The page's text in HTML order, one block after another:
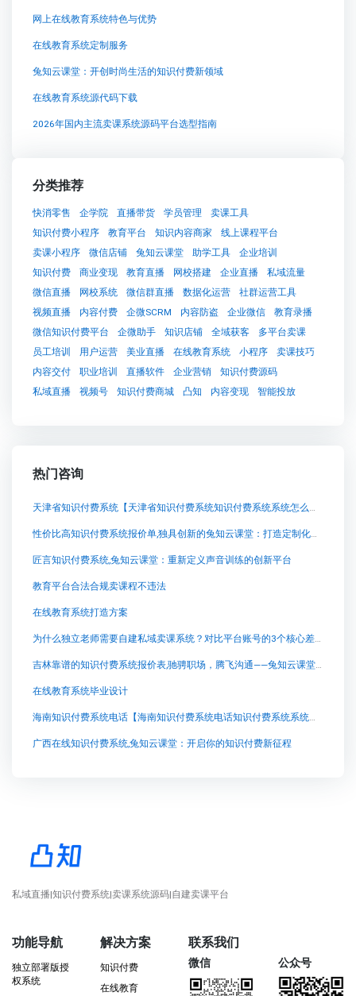
网上在线教育系统特色与优势
在线教育系统定制服务
兔知云课堂：开创时尚生活的知识付费新领域
在线教育系统源代码下载
2026年国内主流卖课系统源码平台选型指南
分类推荐
快消零售 企学院 直播带货 学员管理
卖课工具
知识付费小程序
教育平台 知识内容商家
线上课程平台
卖课小程序
微信店铺 兔知云课堂 助学工具
企业培训
知识付费
商业变现 教育直播 网校搭建 企业直播
私域流量
微信直播
网校系统 微信群直播 数据化运营
社群运营工具
视频直播
内容付费 企微SCRM 内容防盗 企业微信
教育录播
微信知识付费平台
企微助手 知识店铺 全域获客
多平台卖课
员工培训
用户运营 美业直播 在线教育系统 小程序
卖课技巧
内容交付
职业培训 直播软件 企业营销
知识付费源码
私域直播
视频号 知识付费商城 凸知 内容变现 智能投放
热门咨询
天津省知识付费系统【天津省知识付费系统知识付费系统系统怎么制作，知识付费系统搭建使用教程】
性价比高知识付费系统报价单,独具创新的兔知云课堂：打造定制化知识付费系统
匠言知识付费系统,兔知云课堂：重新定义声音训练的创新平台
教育平台合法合规卖课程不违法
在线教育系统打造方案
为什么独立老师需要自建私域卖课系统？对比平台账号的3个核心差异
吉林靠谱的知识付费系统报价表,驰骋职场，腾飞沟通——兔知云课堂带您揭开成功之门
在线教育系统毕业设计
海南知识付费系统电话【海南知识付费系统电话知识付费系统系统怎么制作，知识付费系统搭建使用教程】
广西在线知识付费系统,兔知云课堂：开启你的知识付费新征程
私域直播|知识付费系统|卖课系统源码|自建卖课平台
功能导航
独立部署版授
权系统
解决方案
知识付费
在线教育
联系我们
微信 公众号